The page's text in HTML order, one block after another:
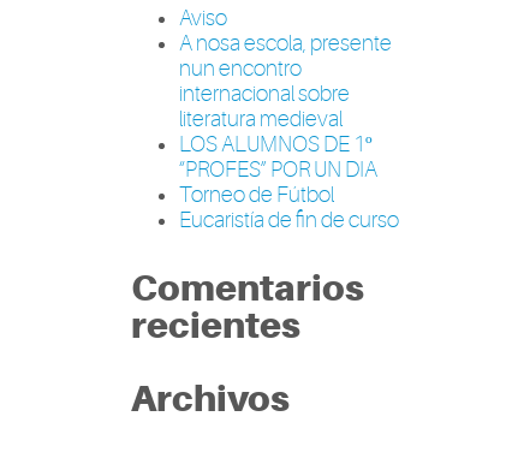
Aviso
A nosa escola, presente
nun encontro
internacional sobre
literatura medieval
LOS ALUMNOS DE 1º
“PROFES” POR UN DIA
Torneo de Fútbol
Eucaristía de fin de curso
Comentarios
recientes
Archivos